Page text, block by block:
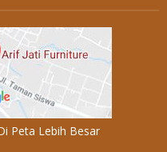
Peta Lebih Besar